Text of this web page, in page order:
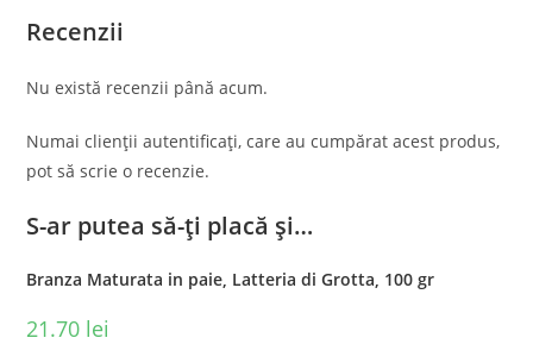
Recenzii
Nu există recenzii până acum.
Numai clienții autentificați, care au cumpărat acest produs,
pot să scrie o recenzie.
S-ar putea să-ți placă și…
Branza Maturata in paie, Latteria di Grotta, 100 gr
21.70 lei